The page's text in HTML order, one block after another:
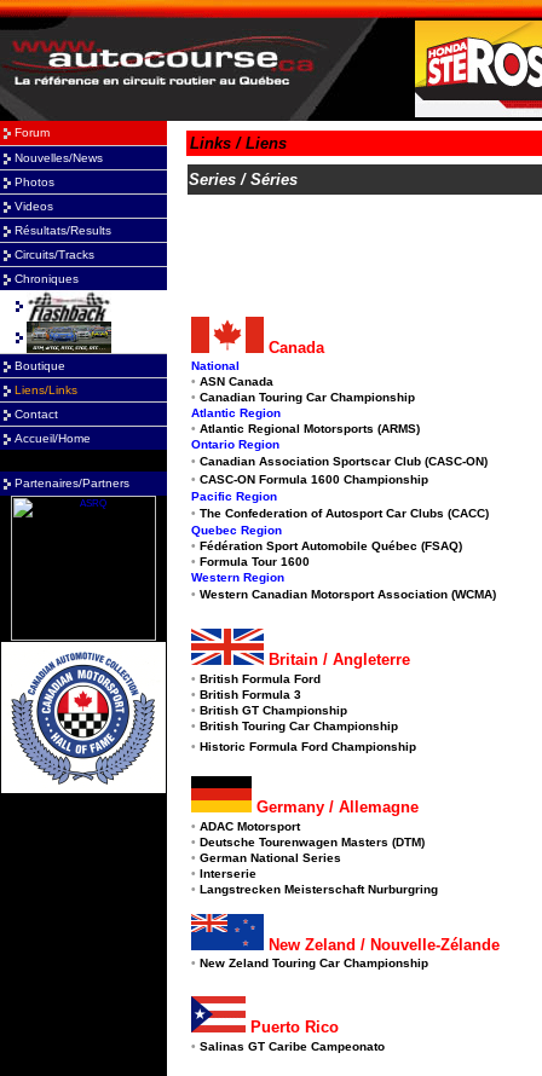
Forum
Nouvelles/News
Photos
Videos
Résultats/Results
Circuits/Tracks
Chroniques
Boutique
Liens/Links
Contact
Accueil/Home
Partenaires/Partners